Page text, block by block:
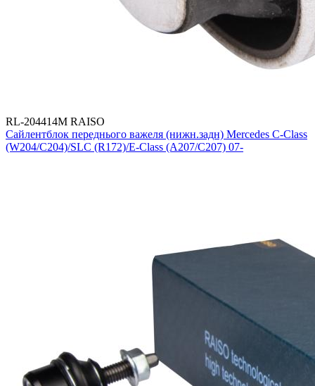
RL-204414M RAISO
Сайлентблок переднього важеля (нижн.задн) Mercedes C-Class
(W204/C204)/SLC (R172)/E-Class (A207/C207) 07-